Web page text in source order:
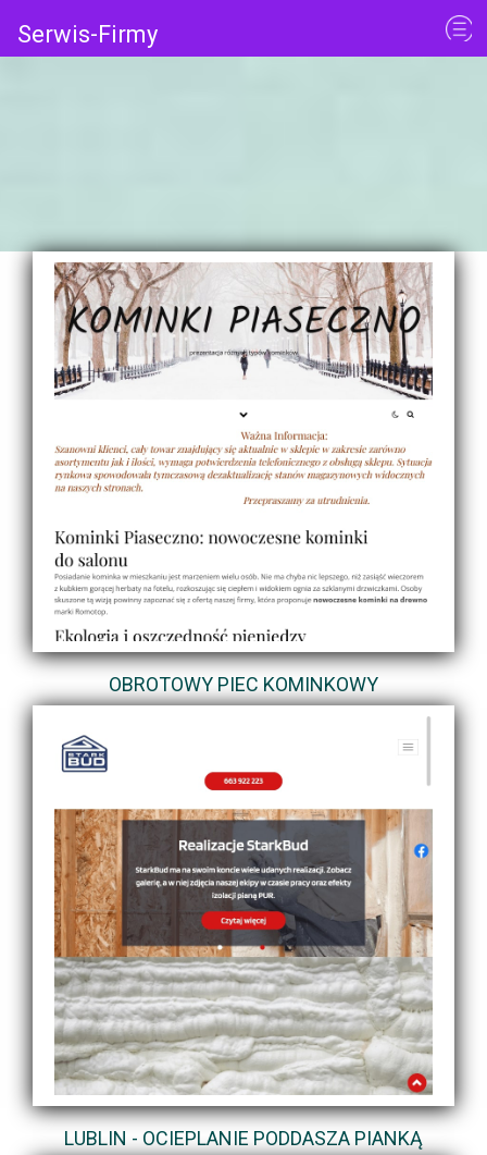
Serwis-Firmy
OBROTOWY PIEC KOMINKOWY
LUBLIN - OCIEPLANIE PODDASZA PIANKĄ